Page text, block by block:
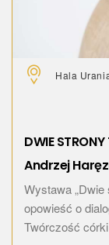
Hala
DWIE
Andrzej
Wystawa
opowieść o
Twórczość